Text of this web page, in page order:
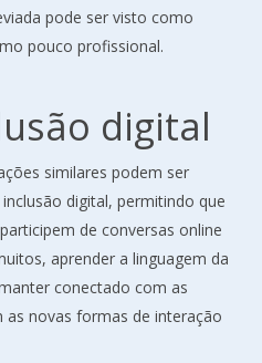
pode ser visto como
pouco profissional.
digital
similares podem ser
digital, permitindo que
de conversas online
aprender a linguagem da
conectado com as
novas formas de interação